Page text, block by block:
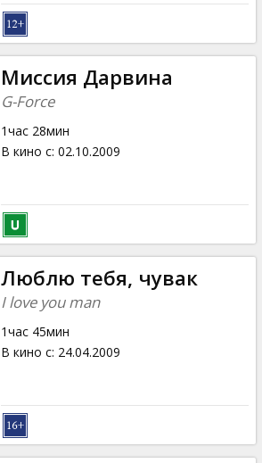
Миссия Дарвина
G-Force
1час 28мин
В кино с: 02.10.2009
Люблю тебя, чувак
I love you man
1час 45мин
В кино с: 24.04.2009